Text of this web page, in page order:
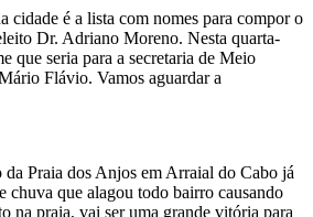
cidade é a lista com nomes para compor o
Dr. Adriano Moreno. Nesta quarta-
que seria para a secretaria de Meio
Flávio. Vamos aguardar a
Praia dos Anjos em Arraial do Cabo já
chuva que alagou todo bairro causando
na praia, vai ser uma grande vitória para